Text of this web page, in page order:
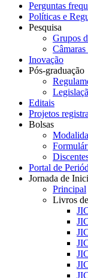
Perguntas
Políticas e
Pesquisa
Grupos
Inovação
Pós-graduação
Editais
Projetos
Bolsas
Portal de
Jornada de
Principal
Livros